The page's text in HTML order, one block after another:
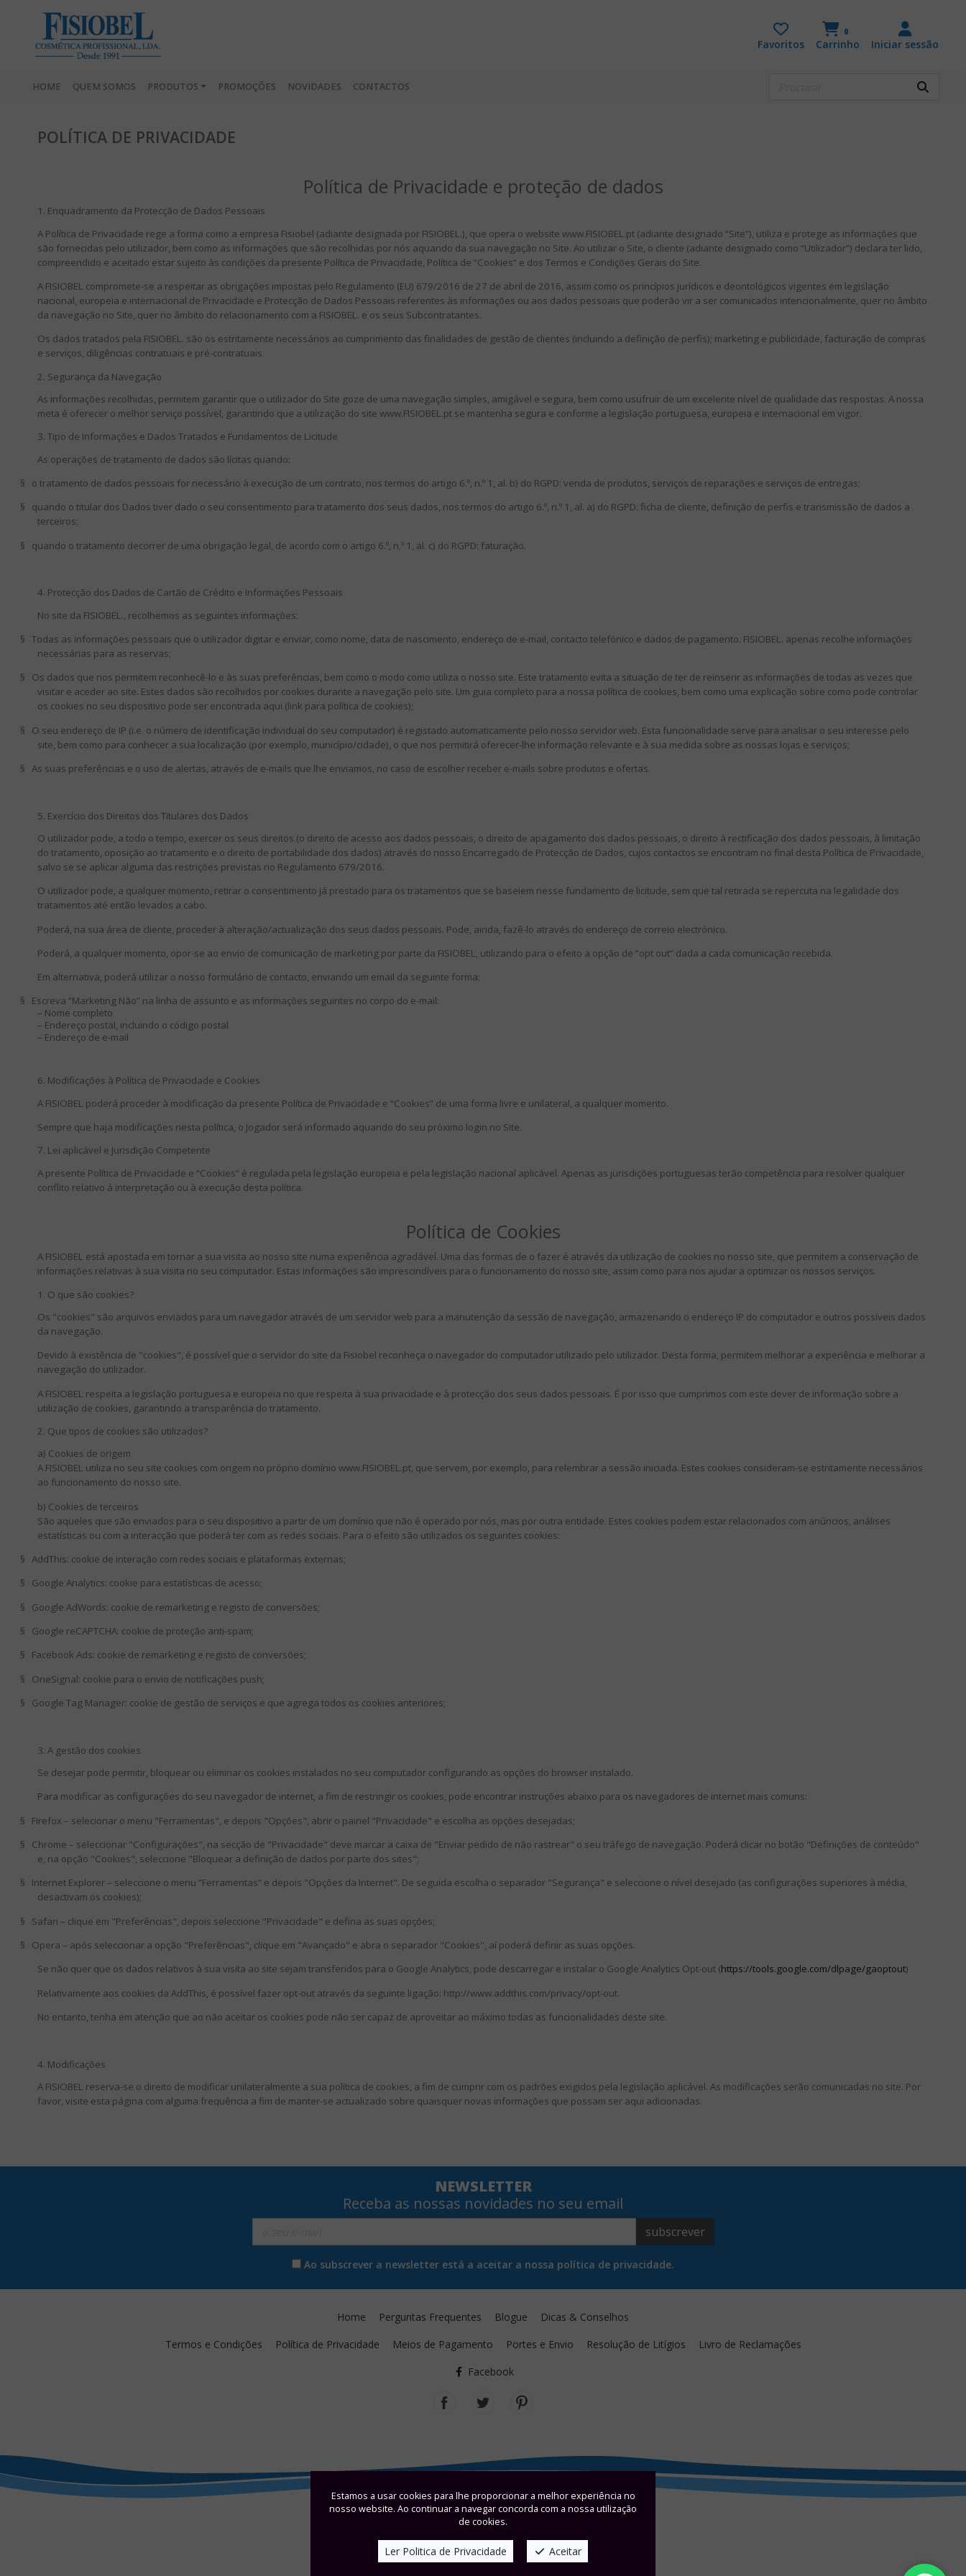
Favoritos
0
Carrinho Iniciar sessão
HOME QUEM SOMOS PRODUTOS PROMOÇÕES NOVIDADES CONTACTOS
POLÍTICA DE PRIVACIDADE
Política de Privacidade e proteção de dados
1. Enquadramento da Protecção de Dados Pessoais
A Política de Privacidade rege a forma como a empresa Fisiobel (adiante designada por FISIOBEL.), que opera o website www.FISIOBEL.pt (adiante designado “Site”), utiliza e protege as informações que
são fornecidas pelo utilizador, bem como as informações que são recolhidas por nós aquando da sua navegação no Site. Ao utilizar o Site, o cliente (adiante designado como “Utilizador”) declara ter lido,
compreendido e aceitado estar sujeito às condições da presente Política de Privacidade, Política de “Cookies” e dos Termos e Condições Gerais do Site.
A FISIOBEL compromete-se a respeitar as obrigações impostas pelo Regulamento (EU) 679/2016 de 27 de abril de 2016, assim como os princípios jurídicos e deontológicos vigentes em legislação
nacional, europeia e internacional de Privacidade e Protecção de Dados Pessoais referentes às informações ou aos dados pessoais que poderão vir a ser comunicados intencionalmente, quer no âmbito
da navegação no Site, quer no âmbito do relacionamento com a FISIOBEL. e os seus Subcontratantes.
Os dados tratados pela FISIOBEL. são os estritamente necessários ao cumprimento das finalidades de gestão de clientes (incluindo a definição de perfis); marketing e publicidade, facturação de compras
e serviços, diligências contratuais e pré-contratuais.
2. Segurança da Navegação
As informações recolhidas, permitem garantir que o utilizador do Site goze de uma navegação simples, amigável e segura, bem como usufruir de um excelente nível de qualidade das respostas. A nossa
meta é oferecer o melhor serviço possível, garantindo que a utilização do site www.FISIOBEL.pt se mantenha segura e conforme a legislação portuguesa, europeia e internacional em vigor.
3. Tipo de Informações e Dados Tratados e Fundamentos de Licitude
As operações de tratamento de dados são lícitas quando:
§
o tratamento de dados pessoais for necessário à execução de um contrato, nos termos do artigo 6.º, n.º 1, al. b) do RGPD: venda de produtos, serviços de reparações e serviços de entregas;
§
quando o titular dos Dados tiver dado o seu consentimento para tratamento dos seus dados, nos termos do artigo 6.º, n.º 1, al. a) do RGPD: ficha de cliente, definição de perfis e transmissão de dados a
terceiros;
§
quando o tratamento decorrer de uma obrigação legal, de acordo com o artigo 6.º, n.º 1, al. c) do RGPD: faturação.
4. Protecção dos Dados de Cartão de Crédito e Informações Pessoais
No site da FISIOBEL., recolhemos as seguintes informações:
§ Todas as informações pessoais que o utilizador digitar e enviar, como nome, data de nascimento, endereço de e-mail, contacto telefónico e dados de pagamento. FISIOBEL. apenas recolhe informações
necessárias para as reservas;
§
Os dados que nos permitem reconhecê-lo e às suas preferências, bem como o modo como utiliza o nosso site. Este tratamento evita a situação de ter de reinserir as informações de todas as vezes que
visitar e aceder ao site. Estes dados são recolhidos por cookies durante a navegação pelo site. Um guia completo para a nossa política de cookies, bem como uma explicação sobre como pode controlar
os cookies no seu dispositivo pode ser encontrada aqui (link para política de cookies);
§
O seu endereço de IP (i.e. o número de identificação individual do seu computador) é registado automaticamente pelo nosso servidor web. Esta funcionalidade serve para analisar o seu interesse pelo
site, bem como para conhecer a sua localização (por exemplo, município/cidade), o que nos permitirá oferecer-lhe informação relevante e à sua medida sobre as nossas lojas e serviços;
§ As suas preferências e o uso de alertas, através de e-mails que lhe enviamos, no caso de escolher receber e-mails sobre produtos e ofertas.
5. Exercício dos Direitos dos Titulares dos Dados
O utilizador pode, a todo o tempo, exercer os seus direitos (o direito de acesso aos dados pessoais, o direito de apagamento dos dados pessoais, o direito à rectificação dos dados pessoais, à limitação
do tratamento, oposição ao tratamento e o direito de portabilidade dos dados) através do nosso Encarregado de Protecção de Dados, cujos contactos se encontram no final desta Política de Privacidade,
salvo se se aplicar alguma das restrições previstas no Regulamento 679/2016.
O utilizador pode, a qualquer momento, retirar o consentimento já prestado para os tratamentos que se baseiem nesse fundamento de licitude, sem que tal retirada se repercuta na legalidade dos
tratamentos até então levados a cabo.
Poderá, na sua área de cliente, proceder à alteração/actualização dos seus dados pessoais. Pode, ainda, fazê-lo através do endereço de correio electrónico.
Poderá, a qualquer momento, opor-se ao envio de comunicação de marketing por parte da FISIOBEL, utilizando para o efeito a opção de “opt out” dada a cada comunicação recebida.
Em alternativa, poderá utilizar o nosso formulário de contacto, enviando um email da seguinte forma:
§
Escreva “Marketing Não” na linha de assunto e as informações seguintes no corpo do e-mail:
– Nome completo
– Endereço postal, incluindo o código postal
– Endereço de e-mail
6. Modificações à Política de Privacidade e Cookies
A FISIOBEL poderá proceder à modificação da presente Política de Privacidade e “Cookies” de uma forma livre e unilateral, a qualquer momento.
Sempre que haja modificações nesta política, o Jogador será informado aquando do seu próximo login no Site.
7. Lei aplicável e Jurisdição Competente
A presente Política de Privacidade e “Cookies” é regulada pela legislação europeia e pela legislação nacional aplicável. Apenas as jurisdições portuguesas terão competência para resolver qualquer
conflito relativo à interpretação ou à execução desta política.
Política de Cookies
A FISIOBEL está apostada em tornar a sua visita ao nosso site numa experiência agradável. Uma das formas de o fazer é através da utilização de cookies no nosso site, que permitem a conservação de
informações relativas à sua visita no seu computador. Estas informações são imprescindíveis para o funcionamento do nosso site, assim como para nos ajudar a optimizar os nossos serviços.
1. O que são cookies?
Os "cookies" são arquivos enviados para um navegador através de um servidor web para a manutenção da sessão de navegação, armazenando o endereço IP do computador e outros possíveis dados
da navegação.
Devido à existência de "cookies", é possível que o servidor do site da Fisiobel reconheça o navegador do computador utilizado pelo utilizador. Desta forma, permitem melhorar a experiência e melhorar a
navegação do utilizador.
A FISIOBEL respeita a legislação portuguesa e europeia no que respeita à sua privacidade e à protecção dos seus dados pessoais. É por isso que cumprimos com este dever de informação sobre a
utilização de cookies, garantindo a transparência do tratamento.
2. Que tipos de cookies são utilizados?
a) Cookies de origem
A FISIOBEL utiliza no seu site cookies com origem no próprio domínio www.FISIOBEL.pt, que servem, por exemplo, para relembrar a sessão iniciada. Estes cookies consideram-se estritamente necessários
ao funcionamento do nosso site.
b) Cookies de terceiros
São aqueles que são enviados para o seu dispositivo a partir de um domínio que não é operado por nós, mas por outra entidade. Estes cookies podem estar relacionados com anúncios, análises
estatísticas ou com a interacção que poderá ter com as redes sociais. Para o efeito são utilizados os seguintes cookies:
§ AddThis: cookie de interação com redes sociais e plataformas externas;
§
Google Analytics: cookie para estatísticas de acesso;
§
Google AdWords: cookie de remarketing e registo de conversões;
§
Google reCAPTCHA: cookie de proteção anti-spam;
§
Facebook Ads: cookie de remarketing e registo de conversões;
§
OneSignal: cookie para o envio de notificações push;
§
Google Tag Manager: cookie de gestão de serviços e que agrega todos os cookies anteriores;
3. A gestão dos cookies
Se desejar pode permitir, bloquear ou eliminar os cookies instalados no seu computador configurando as opções do browser instalado.
Para modificar as configurações do seu navegador de internet, a fim de restringir os cookies, pode encontrar instruções abaixo para os navegadores de internet mais comuns:
§
Firefox – selecionar o menu "Ferramentas", e depois "Opções", abrir o painel "Privacidade" e escolha as opções desejadas;
§
Chrome – seleccionar "Configurações", na secção de "Privacidade" deve marcar a caixa de "Enviar pedido de não rastrear" o seu tráfego de navegação. Poderá clicar no botão "Definições de conteúdo"
e, na opção "Cookies", seleccione "Bloquear a definição de dados por parte dos sites";
§
Internet Explorer – seleccione o menu “Ferramentas” e depois "Opções da Internet". De seguida escolha o separador "Segurança" e seleccione o nível desejado (as configurações superiores à média,
desactivam os cookies);
§
Safari – clique em "Preferências", depois seleccione "Privacidade" e defina as suas opções;
§
Opera – após seleccionar a opção "Preferências", clique em "Avançado" e abra o separador "Cookies", aí poderá definir as suas opções.
Se não quer que os dados relativos à sua visita ao site sejam transferidos para o Google Analytics, pode descarregar e instalar o Google Analytics Opt-out (https://tools.google.com/dlpage/gaoptout)
Relativamente aos cookies da AddThis, é possível fazer opt-out através da seguinte ligação: http://www.addthis.com/privacy/opt-out.
No entanto, tenha em atenção que ao não aceitar os cookies pode não ser capaz de aproveitar ao máximo todas as funcionalidades deste site.
4. Modificações
A FISIOBEL reserva-se o direito de modificar unilateralmente a sua política de cookies, a fim de cumprir com os padrões exigidos pela legislação aplicável. As modificações serão comunicadas no site. Por
favor, visite esta página com alguma frequência a fim de manter-se actualizado sobre quaisquer novas informações que possam ser aqui adicionadas.
Estamos a usar cookies para lhe proporcionar a melhor experiência no
nosso website. Ao continuar a navegar concorda com a nossa utilização
de cookies.
Ler Politica de Privacidade Aceitar
NEWSLETTER
Receba as nossas novidades no seu email
subscrever
Ao subscrever a newsletter está a aceitar a nossa política de privacidade.
Home Perguntas Frequentes Blogue
Dicas & Conselhos
Termos e Condições
Política de Privacidade Meios de Pagamento Portes e Envio Resolução de Litígios
Livro de Reclamações
Facebook